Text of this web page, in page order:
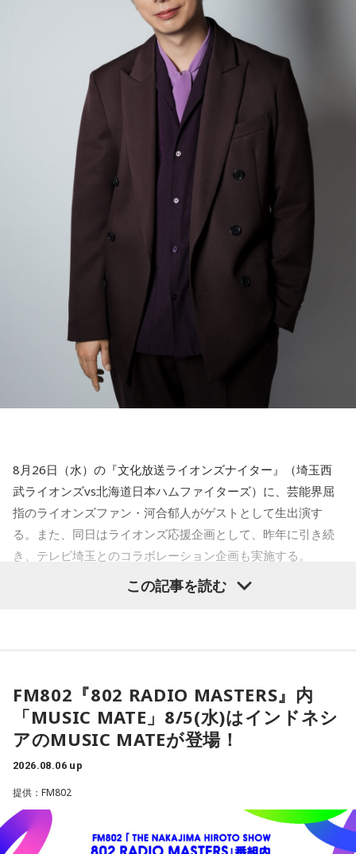
8月26日（水）の『文化放送ライオンズナイター』（埼玉西
武ライオンズvs北海道日本ハムファイターズ）に、芸能界屈
指のライオンズファン・河合郁人がゲストとして生出演す
る。また、同日はライオンズ応援企画として、昨年に引き続
き、テレビ埼玉とのコラボレーション企画も実施する。
埼玉に根差し、ライオンズを応援する文化放送。このたび、
■河合郁人の“ガチ”なファン視点でライオンズの魅力を深掘
り！
当日、べルーナドームからお伝えする『文化放送ライオンズ
ナイター』では、河合が解説の辻発彦、実況の長谷川太アナ
ウンサーとともに、あふれるライオンズ愛やファンならでは
の視点を交え、試合の見どころや選手の魅力を存分に語り尽
くす。ベルーナドームの熱気をそのままお届けする企画や、
この記事を読む
FM802『802 RADIO MASTERS』内
「MUSIC MATE」8/5(水)はインドネシ
アのMUSIC MATEが登場！
2026.08.06 up
提供：FM802